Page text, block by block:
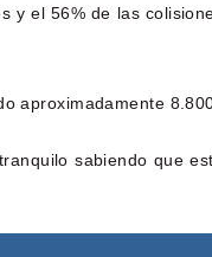
el 56% de las
aproximadamente
sabiendo que